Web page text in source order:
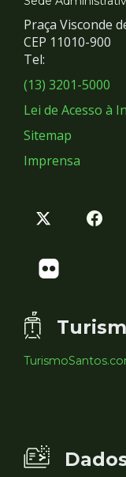
e
Redes
Sociais
Praça Visconde
CEP 11010-900
Tel:
(13) 3201-5000
Lei de Acesso à
Sitemap
Imprensa